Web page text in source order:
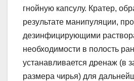
гнойную капсулу. Кратер,
результате манипуляции,
дезинфицирующими
необходимости в полость
устанавливается дренаж (в
размера чирья) для